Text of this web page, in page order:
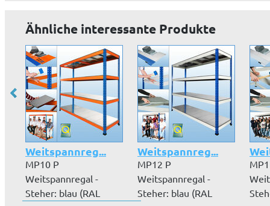
Ähnliche interessante Produkte
Weitspannreg...
MP10 P
Weitspannregal -
Steher: blau (RAL
Weitspannreg...
MP12 P
Weitspannregal -
Steher: blau (RAL